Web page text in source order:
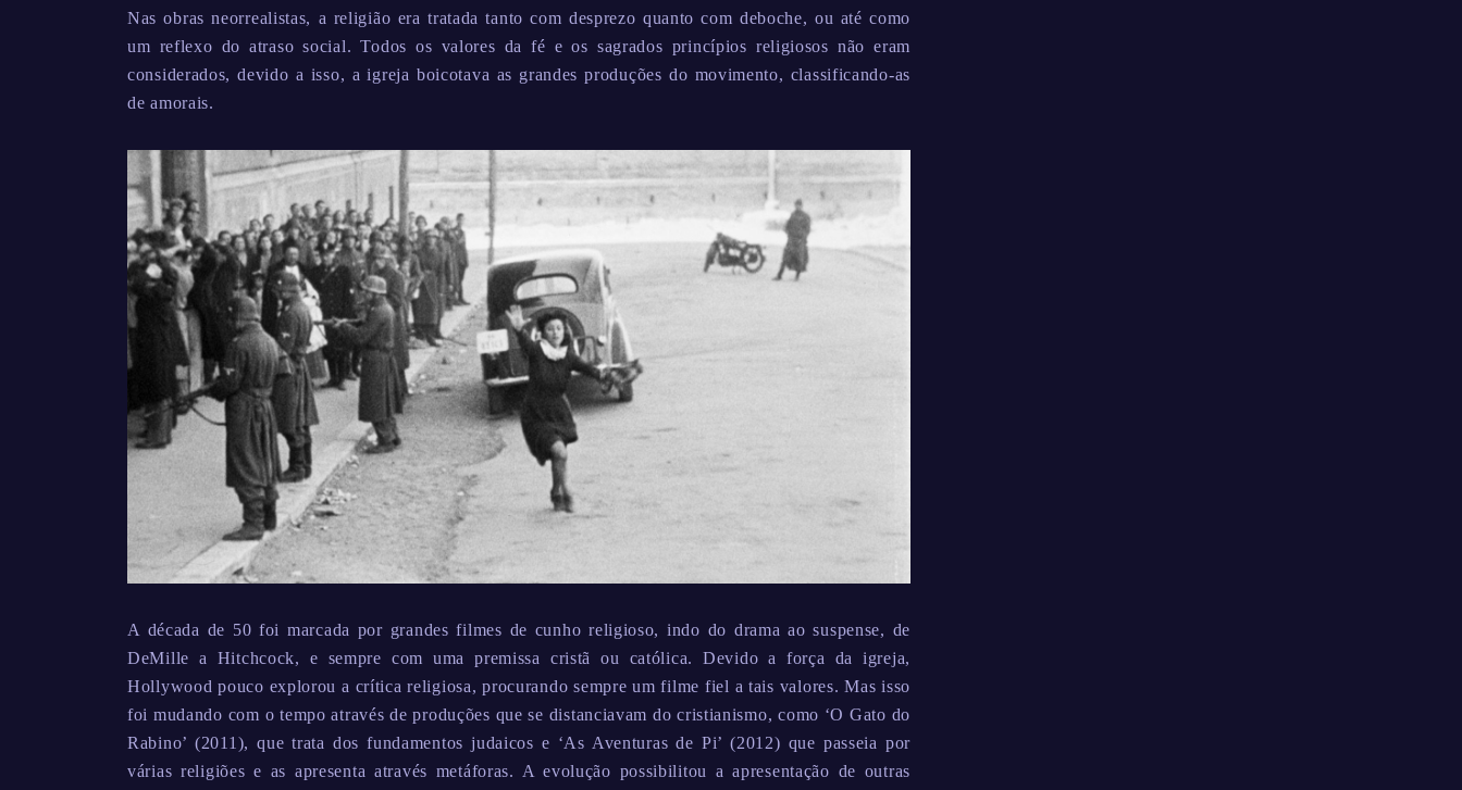
Nas obras neorrealistas, a religião era tratada tanto com desprezo quanto com deboche, ou até como
um reflexo do atraso social. Todos os valores da fé e os sagrados princípios religiosos não eram
considerados, devido a isso, a igreja boicotava as grandes produções do movimento, classificando-as
de amorais.
A década de 50 foi marcada por grandes filmes de cunho religioso, indo do drama ao suspense, de
DeMille a Hitchcock, e sempre com uma premissa cristã ou católica. Devido a força da igreja,
Hollywood pouco explorou a crítica religiosa, procurando sempre um filme fiel a tais valores. Mas isso
foi mudando com o tempo através de produções que se distanciavam do cristianismo, como ‘O Gato do
Rabino’ (2011), que trata dos fundamentos judaicos e ‘As Aventuras de Pi’ (2012) que passeia por
várias religiões e as apresenta através metáforas. A evolução possibilitou a apresentação de outras